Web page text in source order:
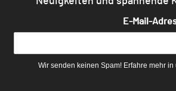
E-Mail-
Wir senden keinen Spam! Erfahre mehr in